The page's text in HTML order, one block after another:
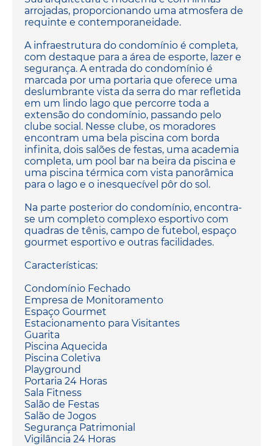
arrojadas, proporcionando uma atmosfera de
requinte e contemporaneidade.
A infraestrutura do condomínio é completa,
com destaque para a área de esporte, lazer e
segurança. A entrada do condomínio é
marcada por uma portaria que oferece uma
deslumbrante vista da serra do mar refletida
em um lindo lago que percorre toda a
extensão do condomínio, passando pelo
clube social. Nesse clube, os moradores
encontram uma bela piscina com borda
infinita, dois salões de festas, uma academia
completa, um pool bar na beira da piscina e
uma piscina térmica com vista panorâmica
para o lago e o inesquecível pôr do sol.
Na parte posterior do condomínio, encontra-
se um completo complexo esportivo com
quadras de tênis, campo de futebol, espaço
gourmet esportivo e outras facilidades.
Características:
Condomínio Fechado
Empresa de Monitoramento
Espaço Gourmet
Estacionamento para Visitantes
Guarita
Piscina Aquecida
Piscina Coletiva
Playground
Portaria 24 Horas
Sala Fitness
Salão de Festas
Salão de Jogos
Segurança Patrimonial
Vigilância 24 Horas